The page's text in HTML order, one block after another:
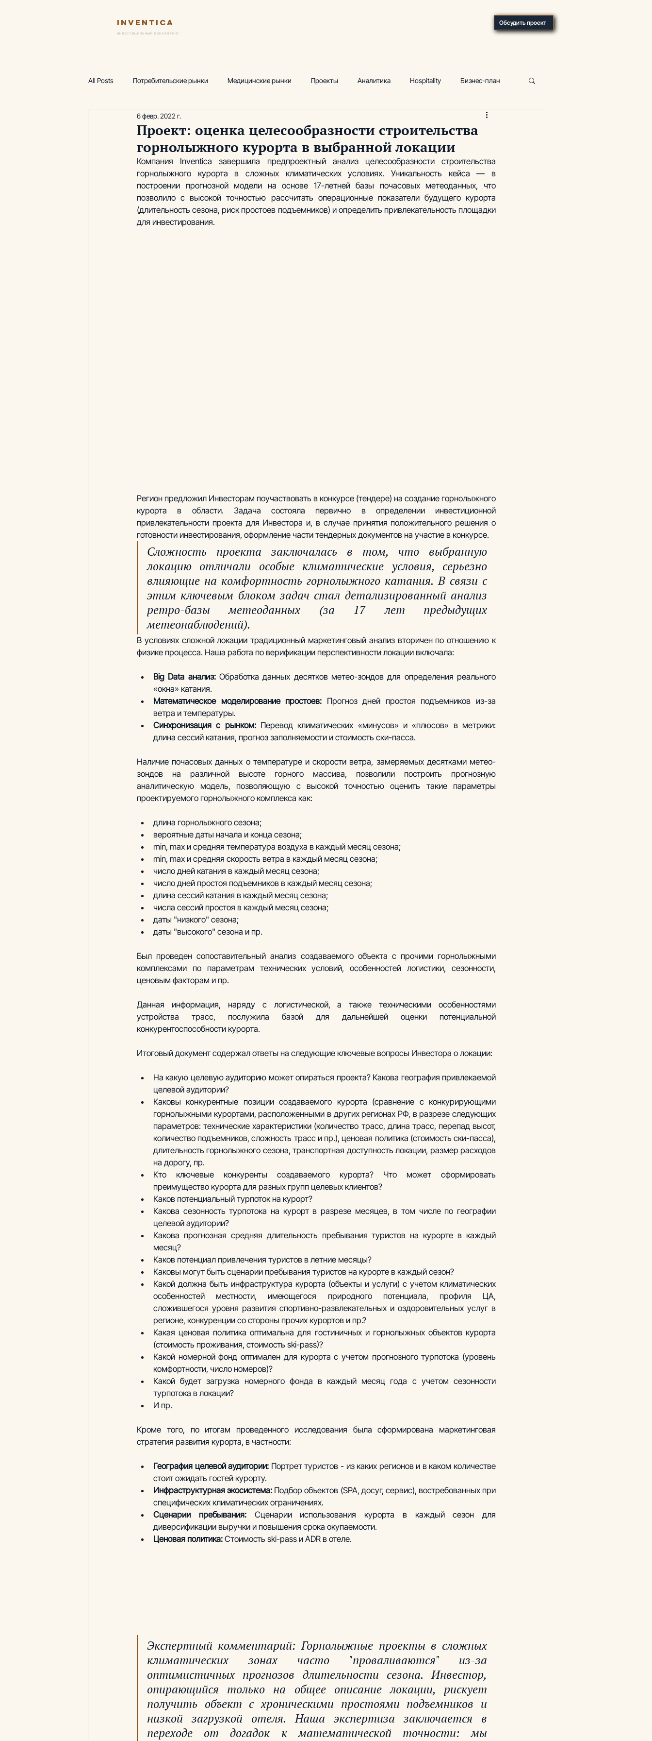
Inventica Обсудить проект
ИНВЕСТИЦИОННЫЙ КОНСАЛТИНГ
All Posts Потребительские рынки Медицинские рынки Проекты Аналитика Hospitality Бизнес-план
Финансовая модель Фитнес-центр
Wellness-центр Горнолыжные комплексы Производство Сопровождение Аналитика, отели
Аналитика, термы Аналитика, фитнес Академия инвестиционных проектов
Проект: оценка целесообразности строительства
горнолыжного курорта в выбранной локации
6 февр. 2022 г.
Компания Inventica завершила предпроектный анализ целесообразности строительства
горнолыжного курорта в сложных климатических условиях. Уникальность кейса — в
построении прогнозной модели на основе 17-летней базы почасовых метеоданных, что
позволило с высокой точностью рассчитать операционные показатели будущего курорта
(длительность сезона, риск простоев подъемников) и определить привлекательность площадки
для инвестирования.
Регион предложил Инвесторам поучаствовать в конкурсе (тендере) на создание горнолыжного
курорта в области. Задача состояла первично в определении инвестиционной
привлекательности проекта для Инвестора и, в случае принятия положительного решения о
готовности инвестирования, оформление части тендерных документов на участие в конкурсе.
Сложность проекта заключалась в том, что выбранную
локацию отличали особые климатические условия, серьезно
влияющие на комфортность горнолыжного катания. В связи с
этим ключевым блоком задач стал детализированный анализ
ретро-базы метеоданных (за 17 лет предыдущих
метеонаблюдений).
В условиях сложной локации традиционный маркетинговый анализ вторичен по отношению к
физике процесса. Наша работа по верификации перспективности локации включала:
Big Data анализ: Обработка данных десятков метео-зондов для определения реального
«окна» катания.
Математическое моделирование простоев: Прогноз дней простоя подъемников из-за
ветра и температуры.
Синхронизация с рынком: Перевод климатических «минусов» и «плюсов» в метрики:
длина сессий катания, прогноз заполняемости и стоимость ски-пасса.
Наличие почасовых данных о температуре и скорости ветра, замеряемых десятками метео-
зондов на различной высоте горного массива, позволили построить прогнозную
аналитическую модель, позволяющую с высокой точностью оценить такие параметры
проектируемого горнолыжного комплекса как:
длина горнолыжного сезона;
вероятные даты начала и конца сезона;
min, max и средняя температура воздуха в каждый месяц сезона;
min, max и средняя скорость ветра в каждый месяц сезона;
число дней катания в каждый месяц сезона;
число дней простоя подъемников в каждый месяц сезона;
длина сессий катания в каждый месяц сезона;
числа сессий простоя в каждый месяц сезона;
даты "низкого" сезона;
даты "высокого" сезона и пр.
Был проведен сопоставительный анализ создаваемого объекта с прочими горнолыжными
комплексами по параметрам технических условий, особенностей логистики, сезонности,
ценовым факторам и пр.
Данная информация, наряду с логистической, а также техническими особенностями
устройства трасс, послужила базой для дальнейшей оценки потенциальной
конкурентоспособности курорта.
Итоговый документ содержал ответы на следующие ключевые вопросы Инвестора о локации:
На какую целевую аудиторию может опираться проекта? Какова география привлекаемой
целевой аудитории?
Каковы конкурентные позиции создаваемого курорта (сравнение с конкурирующими
горнолыжными курортами, расположенными в других регионах РФ, в разрезе следующих
параметров: технические характеристики (количество трасс, длина трасс, перепад высот,
количество подъемников, сложность трасс и пр.), ценовая политика (стоимость ски-пасса),
длительность горнолыжного сезона, транспортная доступность локации, размер расходов
на дорогу, пр.
Кто ключевые конкуренты создаваемого курорта? Что может сформировать
преимущество курорта для разных групп целевых клиентов?
Каков потенциальный турпоток на курорт?
Какова сезонность турпотока на курорт в разрезе месяцев, в том числе по географии
целевой аудитории?
Какова прогнозная средняя длительность пребывания туристов на курорте в каждый
месяц?
Каков потенциал привлечения туристов в летние месяцы?
Каковы могут быть сценарии пребывания туристов на курорте в каждый сезон?
Какой должна быть инфраструктура курорта (объекты и услуги) с учетом климатических
особенностей местности, имеющегося природного потенциала, профиля ЦА,
сложившегося уровня развития спортивно-развлекательных и оздоровительных услуг в
регионе, конкуренции со стороны прочих курортов и пр.?
Какая ценовая политика оптимальна для гостиничных и горнолыжных объектов курорта
(стоимость проживания, стоимость ski-pass)?
Какой номерной фонд оптимален для курорта с учетом прогнозного турпотока (уровень
комфортности, число номеров)?
Какой будет загрузка номерного фонда в каждый месяц года с учетом сезонности
турпотока в локации?
И пр.
Кроме того, по итогам проведенного исследования была сформирована маркетинговая
стратегия развития курорта, в частности:
География целевой аудитории: Портрет туристов - из каких регионов и в каком количестве
стоит ожидать гостей курорту.
Инфраструктурная экосистема: Подбор объектов (SPA, досуг, сервис), востребованных при
специфических климатических ограничениях.
Сценарии пребывания: Сценарии использования курорта в каждый сезон для
диверсификации выручки и повышения срока окупаемости.
Ценовая политика: Стоимость ski-pass и ADR в отеле.
Экспертный комментарий: Горнолыжные проекты в сложных
климатических зонах часто "проваливаются" из-за
оптимистичных прогнозов длительности сезона. Инвестор,
опирающийся только на общее описание локации, рискует
получить объект с хроническими простоями подъемников и
низкой загрузкой отеля. Наша экспертиза заключается в
переходе от догадок к математической точности: мы